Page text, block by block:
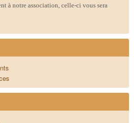
à notre association, celle-ci vous sera